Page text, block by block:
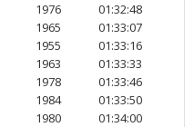
1976
01:32:48
1965
01:33:07
1955
01:33:16
1963
01:33:33
1978
01:33:46
1984
01:33:50
1980
01:34:00